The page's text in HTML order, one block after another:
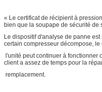
« Le certificat de récipient à
bien que la soupape de sécurité de
Le dispositif d'analyse de panne
certain compresseur décompose, le
l'unité peut continuer à fonctionner
client a assez de temps pour la
remplacement.